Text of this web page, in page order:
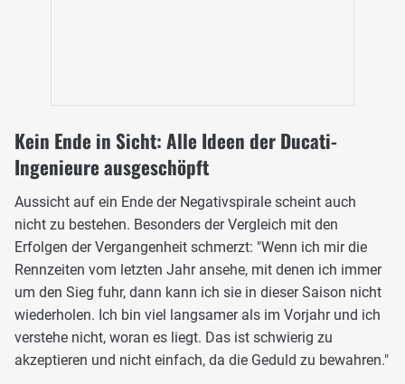
Kein Ende in Sicht: Alle Ideen der Ducati-
Ingenieure ausgeschöpft
Aussicht auf ein Ende der Negativspirale scheint auch
nicht zu bestehen. Besonders der Vergleich mit den
Erfolgen der Vergangenheit schmerzt: "Wenn ich mir die
Rennzeiten vom letzten Jahr ansehe, mit denen ich immer
um den Sieg fuhr, dann kann ich sie in dieser Saison nicht
wiederholen. Ich bin viel langsamer als im Vorjahr und ich
verstehe nicht, woran es liegt. Das ist schwierig zu
akzeptieren und nicht einfach, da die Geduld zu bewahren."